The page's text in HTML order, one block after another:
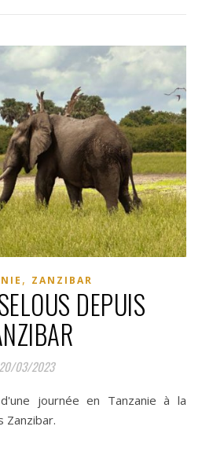
, ZANZIBAR
DEPUIS
20/03/2023
Zanzibar.